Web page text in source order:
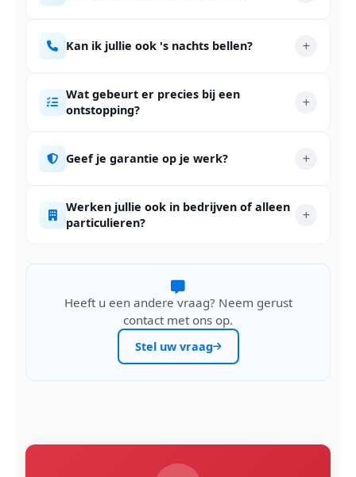
Kan ik jullie ook 's nachts bellen?
Wat gebeurt er precies bij een
ontstopping?
Geef je garantie op je werk?
Werken jullie ook in bedrijven of alleen
particulieren?
Heeft u een andere vraag? Neem gerust
contact met ons op.
Stel uw vraag